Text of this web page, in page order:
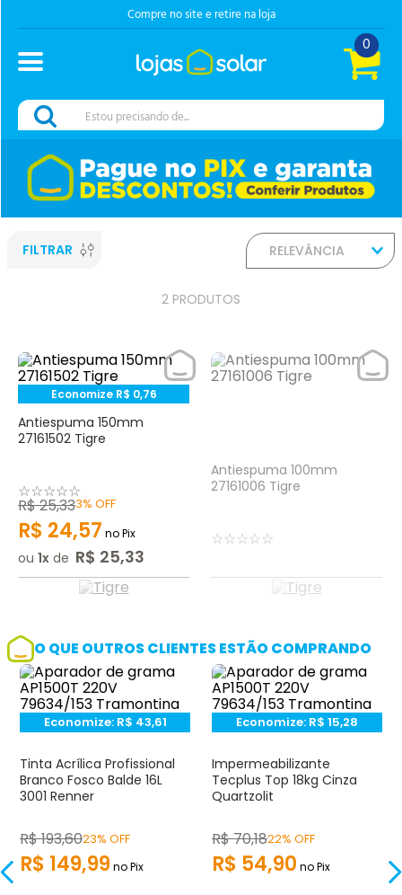
Compre no site e retire na loja
0
Estou precisando de...
FILTRAR RELEVÂNCIA
2 PRODUTOS
Economize R$ 0,76
Antiespuma 150mm
27161502 Tigre
☆☆☆☆☆
R$25,333% OFF
R$ 24,57 no Pix
ou 1 de R$ 25,33
Antiespuma 100mm
27161006 Tigre
☆☆☆☆☆
O QUE OUTROS CLIENTES ESTÃO COMPRANDO
Economize: R$ 43,61
Tinta Acrílica Profissional
Branco Fosco Balde 16L
3001 Renner
R$193,6023% OFF
R$ 149,99no Pix
Economize: R$ 15,28
Impermeabilizante
Tecplus Top 18kg Cinza
Quartzolit
R$70,1822% OFF
R$ 54,90 no Pix